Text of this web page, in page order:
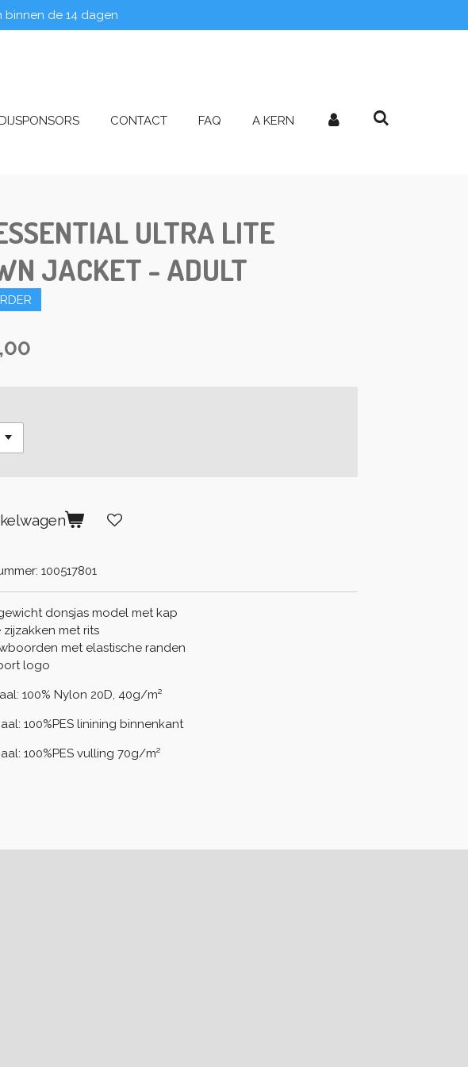
binnen de 14 dagen
CONTACT FAQ A KERN
ULTRA LITE
JACKET - ADULT
100517801
donsjas model met kap
zijzakken met rits
met elastische randen
logo
100% Nylon 20D, 40g/m²
100%PES linining binnenkant
100%PES vulling 70g/m²